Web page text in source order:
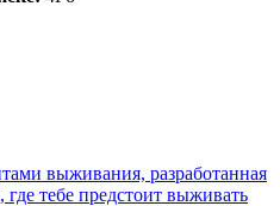
выживания, разработанная
тебе предстоит выживать